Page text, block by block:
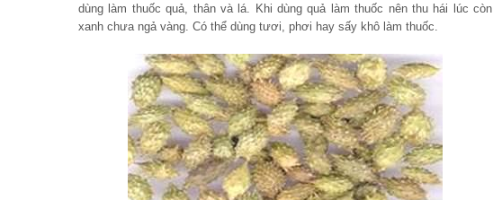
dùng làm thuốc quả, thân và lá. Khi dùng quả làm thuốc nên thu hái lúc còn
xanh chưa ngả vàng. Có thể dùng tươi, phơi hay sấy khô làm thuốc.